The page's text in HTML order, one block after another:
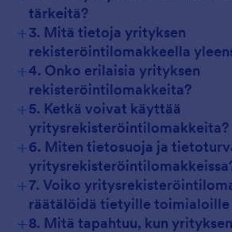
tärkeitä?
+3. Mitä tietoja yrityksen
rekisteröintilomakkeella
+4. Onko erilaisia yrityksen
rekisteröintilomakkeita?
+5. Ketkä voivat käyttää
yritysrekisteröintilomakkeita?
+6. Miten tietosuoja ja
+7. Voiko
räätälöidä tietyille toimialoille
+8. Mitä tapahtuu, kun yrityksen